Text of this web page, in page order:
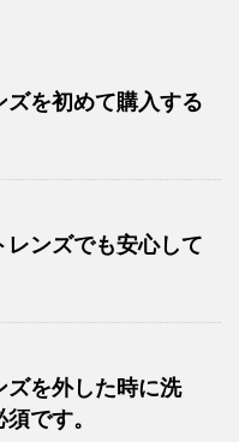
ズを初めて購入する
レンズでも安心して
ズを外した時に洗
です。